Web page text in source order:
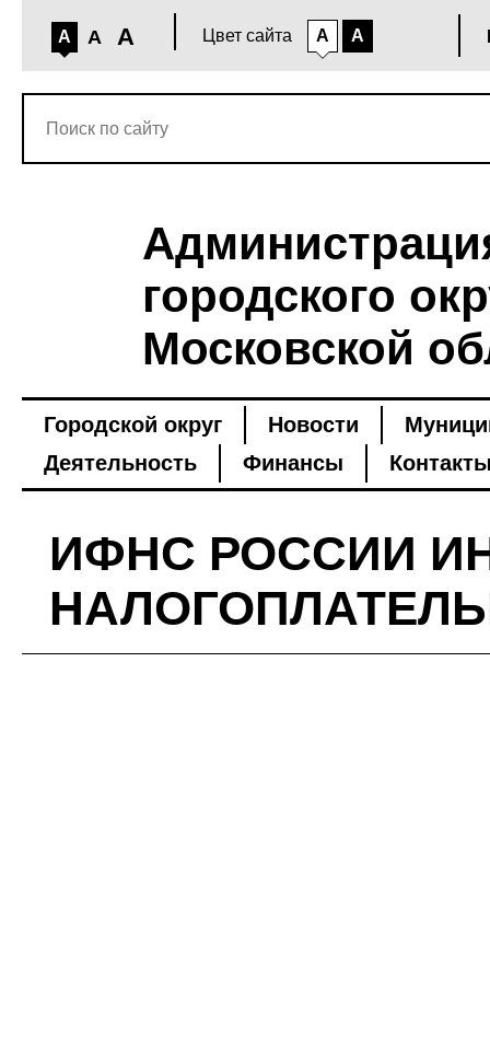
A A A Цвет сайта A A
городского
Московской
Городской округ Новости
Деятельность
Финансы
ИФНС РОССИИ